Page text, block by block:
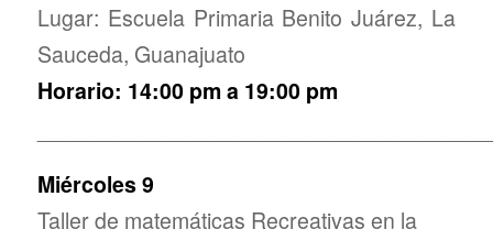
Lugar: Escuela Primaria Benito Juárez, La
Sauceda, Guanajuato
Horario: 14:00 pm a 19:00 pm
Miércoles 9
Taller de matemáticas Recreativas en la